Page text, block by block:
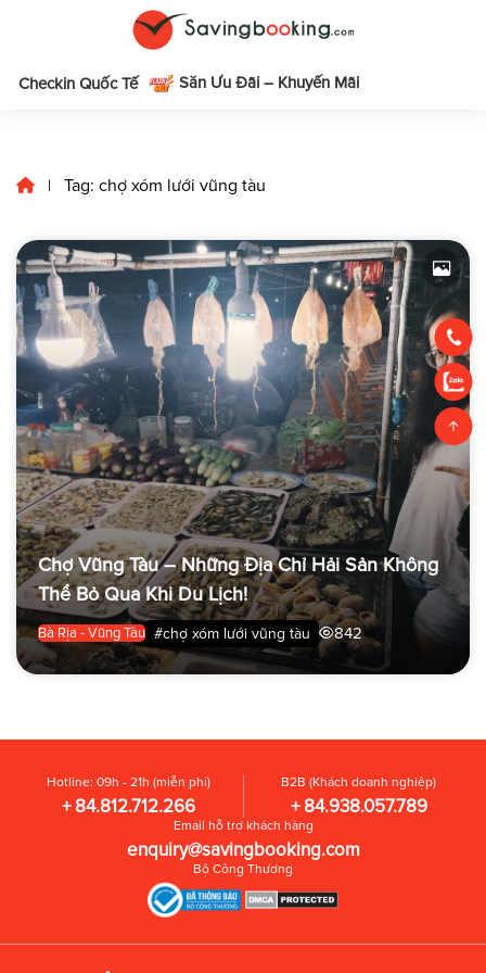
Checkin Quốc Tế Săn Ưu Đãi – Khuyến Mãi
| Tag: chợ xóm lưới vũng tàu
Chợ Vũng Tàu – Những Địa Chỉ Hải Sản Không
Thể Bỏ Qua Khi Du Lịch!
Bà Rịa - Vũng Tàu #chợ xóm lưới vũng tàu 842
Hotline: 09h - 21h (miễn phí)
+ 84.812.712.266
B2B (Khách doanh nghiệp)
+ 84.938.057.789
Email hỗ trợ khách hàng
enquiry@savingbooking.com
Bộ Công Thương